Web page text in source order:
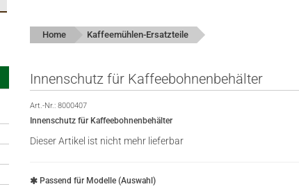
Home Kaffeemühlen-Ersatzteile
Innenschutz für Kaffeebohnenbehälter
Art.-Nr.: 8000407
Innenschutz für Kaffeebohnenbehälter
Dieser Artikel ist nicht mehr lieferbar
Passend für Modelle (Auswahl)